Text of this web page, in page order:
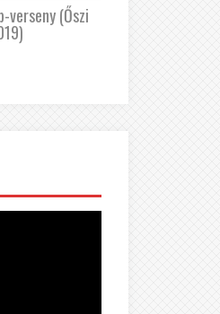
verseny (Őszi